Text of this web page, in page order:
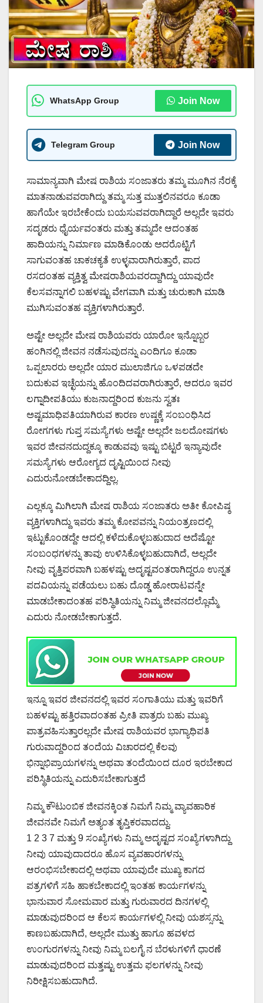
WhatsApp Group Join Now
Telegram Group Join Now
ಸಾಮಾನ್ಯವಾಗಿ ಮೇಷ ರಾಶಿಯ ಸಂಜಾತರು ತಮ್ಮ ಮೂಗಿನ ನೆರಕ್ಕೆ
ಮಾತನಾಡುವವರಾಗಿದ್ದು ತಮ್ಮ ಸುತ್ತ ಮುತ್ತಲಿನವರೂ ಕೂಡಾ
ಹಾಗೆಯೇ ಇರಬೇಕೆಂದು ಬಯಸುವವರಾಗಿದ್ದಾರೆ ಅಲ್ಲದೇ ಇವರು
ಸದೃಡರು ಧೈರ್ಯವಂತರು ಮತ್ತು ತಮ್ಮದೇ ಆದಂತಹ
ಹಾದಿಯನ್ನು ನಿರ್ಮಾಣ ಮಾಡಿಕೊಂಡು ಅದರೊಟ್ಟಿಗೆ
ಸಾಗುವಂತಹ ಚಾಕಚಕ್ಯತೆ ಉಳ್ಳವಾರಾಗಿರುತ್ತಾರೆ, ಪಾದ
ರಸದಂತಹ ವ್ಯಕ್ತಿತ್ವ ಮೇಷರಾಶಿಯವರದ್ದಾಗಿದ್ದು ಯಾವುದೇ
ಕೆಲಸವನ್ನಾಗಲಿ ಬಹಳಷ್ಟು ವೇಗವಾಗಿ ಮತ್ತು ಚುರುಕಾಗಿ ಮಾಡಿ
ಮುಗಿಸುವಂತಹ ವ್ಯಕ್ತಿಗಳಾಗಿರುತ್ತಾರೆ.
ಅಷ್ಟೇ ಅಲ್ಲದೇ ಮೇಷ ರಾಶಿಯವರು ಯಾರೋ ಇನ್ನೊಬ್ಬರ
ಹಂಗಿನಲ್ಲಿ ಜೀವನ ನಡೆಸುವುದನ್ನು ಎಂದಿಗೂ ಕೂಡಾ
ಒಪ್ಪಲಾರರು ಅಲ್ಲದೇ ಯಾರ ಮುಲಾಜಿಗೂ ಒಳಪಡದೇ
ಬದುಕುವ ಇಚ್ಛೆಯನ್ನು ಹೊಂದಿದವರಾಗಿರುತ್ತಾರೆ, ಆದರೂ ಇವರ
ಲಗ್ನಾದೀಪತಿಯು ಕುಜನಾದ್ದರಿಂದ ಕುಜನು ಸ್ವತಃ
ಅಷ್ಟಮಾಧಿಪತಿಯಾಗಿರುವ ಕಾರಣ ಉಷ್ಣಕ್ಕೆ ಸಂಬಂಧಿಸಿದ
ರೋಗಗಳು ಗುಪ್ತ ಸಮಸ್ಯೆಗಳು ಅಷ್ಟೇ ಅಲ್ಲದೇ ಜಲದೋಷಗಳು
ಇವರ ಜೀವನದುದ್ದಕ್ಕೂ ಕಾಡುವವು ಇಷ್ಟು ಬಿಟ್ಟರೆ ಇನ್ಯಾವುದೇ
ಸಮಸ್ಯೆಗಳು ಆರೋಗ್ಯದ ದೃಷ್ಟಿಯಿಂದ ನೀವು
ಎದುರುನೋಡಬೇಕಾದದ್ದಿಲ್ಲ.
ಎಲ್ಲಕ್ಕೂ ಮಿಗಿಲಾಗಿ ಮೇಷ ರಾಶಿಯ ಸಂಜಾತರು ಅತೀ ಕೋಪಿಷ್ಠ
ವ್ಯಕ್ತಿಗಳಾಗಿದ್ದು ಇವರು ತಮ್ಮ ಕೋಪವನ್ನು ನಿಯಂತ್ರಣದಲ್ಲಿ
ಇಟ್ಟುಕೊಂಡದ್ದೇ ಆದಲ್ಲಿ ಕಳೆದುಕೊಳ್ಳಬಹುದಾದ ಅದೆಷ್ಟೋ
ಸಂಬಂಧಗಳನ್ನು ತಾವು ಉಳಿಸಿಕೊಳ್ಳಬಹುದಾಗಿದೆ, ಅಲ್ಲದೇ
ನೀವು ವೃತ್ತಿಪರವಾಗಿ ಬಹಳಷ್ಟು ಅದೃಷ್ಟವಂತರಾಗಿದ್ದರೂ ಉನ್ನತ
ಪದವಿಯನ್ನು ಪಡೆಯಲು ಬಹು ದೊಡ್ಡ ಹೋರಾಟವನ್ನೇ
ಮಾಡಬೇಕಾದಂತಹ ಪರಿಸ್ಥಿತಿಯನ್ನು ನಿಮ್ಮ ಜೀವನದಲ್ಲೊಮ್ಮೆ
ಎದುರು ನೋಡಬೇಕಾಗುತ್ತದೆ.
ಇನ್ನೂ ಇವರ ಜೀವನದಲ್ಲಿ ಇವರ ಸಂಗಾತಿಯು ಮತ್ತು ಇವರಿಗೆ
ಬಹಳಷ್ಟು ಹತ್ತಿರವಾದಂತಹ ಪ್ರೀತಿ ಪಾತ್ರರು ಬಹು ಮುಖ್ಯ
ಪಾತ್ರವಹಿಸುತ್ತಾರಲ್ಲದೇ ಮೇಷ ರಾಶಿಯವರ ಭಾಗ್ಯಾಧಿಪತಿ
ಗುರುವಾದ್ದರಿಂದ ತಂದೆಯ ವಿಚಾರದಲ್ಲಿ ಕೆಲವು
ಭಿನ್ನಾಭಿಪ್ರಾಯಗಳನ್ನು ಅಥವಾ ತಂದೆಯಿಂದ ದೂರ ಇರಬೇಕಾದ
ಪರಿಸ್ಥಿತಿಯನ್ನು ಎದುರಿಸಬೇಕಾಗುತ್ತದೆ
ನಿಮ್ಮ ಕೌಟುಂಬಿಕ ಜೀವನಕ್ಕಿಂತ ನಿಮಗೆ ನಿಮ್ಮ ವ್ಯಾವಹಾರಿಕ
ಜೀವನವೇ ನಿಮಗೆ ಅತ್ಯಂತ ತೃಪ್ತಿಕರವಾದದ್ದು.
1 2 3 7 ಮತ್ತು 9 ಸಂಖ್ಯೆಗಳು ನಿಮ್ಮ ಅದೃಷ್ಟದ ಸಂಖ್ಯೆಗಳಾಗಿದ್ದು
ನೀವು ಯಾವುದಾದರೂ ಹೊಸ ವ್ಯವಹಾರಗಳನ್ನು
ಆರಂಭಿಸಬೇಕಾದಲ್ಲಿ ಅಥವಾ ಯಾವುದೇ ಮುಖ್ಯ ಕಾಗದ
ಪತ್ರಗಳಿಗೆ ಸಹಿ ಹಾಕಬೇಕಾದಲ್ಲಿ ಇಂತಹ ಕಾರ್ಯಗಳನ್ನು
ಭಾನುವಾರ ಸೋಮವಾರ ಮತ್ತು ಗುರುವಾರದ ದಿನಗಳಲ್ಲಿ
ಮಾಡುವುದರಿಂದ ಆ ಕೆಲಸ ಕಾರ್ಯಗಳಲ್ಲಿ ನೀವು ಯಶಸ್ಸನ್ನು
ಕಾಣಬಹುದಾಗಿದೆ, ಅಲ್ಲದೇ ಮುತ್ತು ಹಾಗೂ ಹವಳದ
ಉಂಗುರಗಳನ್ನು ನೀವು ನಿಮ್ಮ ಬಲಗೈ ನ ಬೆರಳುಗಳಿಗೆ ಧಾರಣೆ
ಮಾಡುವುದರಿಂದ ಮತ್ತಷ್ಟು ಉತ್ತಮ ಫಲಗಳನ್ನು ನೀವು
ನಿರೀಕ್ಷಿಸಬಹುದಾಗಿದೆ.